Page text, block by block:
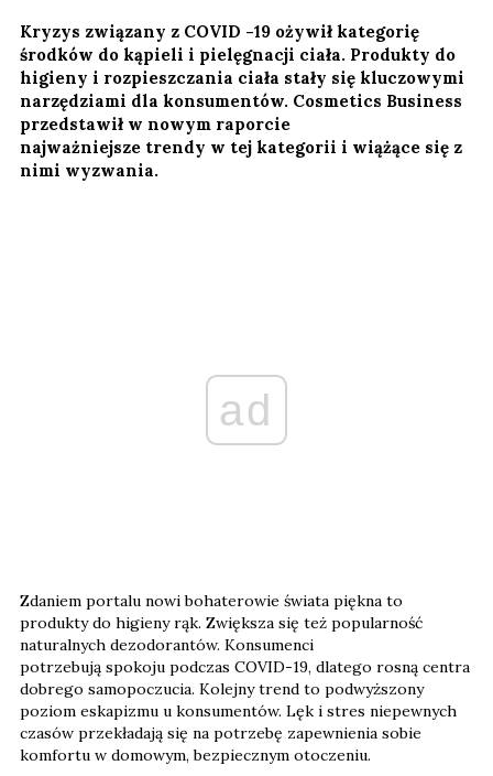
Kryzys związany z COVID -19 ożywił kategorię
środków do kąpieli i pielęgnacji ciała. Produkty do
higieny i rozpieszczania ciała stały się kluczowymi
narzędziami dla konsumentów. Cosmetics Business
przedstawił w nowym raporcie
najważniejsze trendy w tej kategorii i wiążące się z
nimi wyzwania.
ad
Zdaniem portalu nowi bohaterowie świata piękna to
produkty do higieny rąk. Zwiększa się też popularność
naturalnych dezodorantów. Konsumenci
potrzebują spokoju podczas COVID-19, dlatego rosną centra
dobrego samopoczucia. Kolejny trend to podwyższony
poziom eskapizmu u konsumentów. Lęk i stres niepewnych
czasów przekładają się na potrzebę zapewnienia sobie
komfortu w domowym, bezpiecznym otoczeniu.